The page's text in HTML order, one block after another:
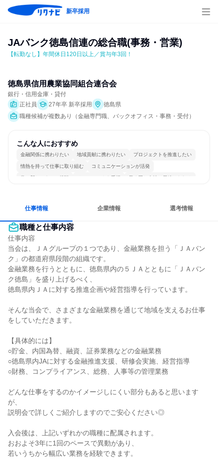
新卒採用
JAバンク徳島信連の総合職(事務・営業)
【転勤なし】年間休日120日以上／賞与年3回！
徳島県信用農業協同組合連合会
銀行・信用金庫・貸付
正社員
27年卒 新卒採用
徳島県
職種候補が複数あり（金融専門職、バックオフィス・事務・受付）
こんな人におすすめ
金融関係に携わりたい 地域貢献に携わりたい プロジェクトを推進したい
情熱を持って仕事に取り組む コミュニケーションが活発
常に新しいものに挑戦 チームワークを重視 長く同じ会社に居続けられる
仕事情報 企業情報 選考情報
職種と仕事内容
仕事内容
当会は、ＪＡグループの１つであり、金融業務を担う「ＪＡバン
ク」の都道府県段階の組織です。
金融業務を行うとともに、徳島県内の５ＪＡとともに「ＪＡバン
ク徳島」を盛り上げるべく、
徳島県内ＪＡに対する推進企画や経営指導を行っています。
そんな当会で、さまざまな金融業務を通じて地域を支えるお仕事
をしていただきます。
【具体的には】
○貯金、内国為替、融資、証券業務などの金融業務
○徳島県内JAに対する金融推進支援、研修会実施、経営指導
○財務、コンプライアンス、総務、人事等の管理業務
どんな仕事をするのかイメージしにくい部分もあると思います
が、
説明会で詳しくご紹介しますのでご安心ください◎
入会後は、上記いずれかの職種に配属されます。
おおよそ3年に1回のペースで異動があり、
若いうちから幅広い業務を経験できます。